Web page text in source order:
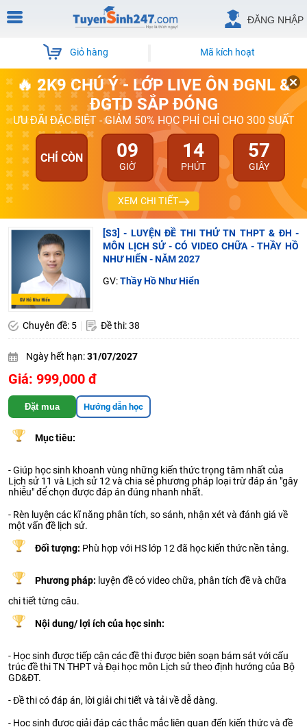
ĐĂNG NHẬP
Giỏ hàng Mã kích hoạt
🔥 2K9 CHÚ Ý - LỚP LIVE ÔN ĐGNL &
ĐGTD SẮP ĐÓNG
ƯU ĐÃI ĐẶC BIỆT - GIẢM 50% HỌC PHÍ CHỈ CHO 300 SUẤT
CHỈ CÒN 09
GIỜ
14
PHÚT
57
GIÂY
XEM CHI TIẾT
[S3] - LUYỆN ĐỀ THI THỬ TN THPT & ĐH -
MÔN LỊCH SỬ - CÓ VIDEO CHỮA - THẦY HỒ
NHƯ HIỂN - NĂM 2027
GV:Thầy Hồ Như Hiển
Chuyên đề: 5 Đề thi: 38
Ngày hết hạn:31/07/2027
Giá: 999,000 đ
Đặt mua Hướng dẫn học
Mục tiêu:
- Giúp học sinh khoanh vùng những kiến thức trọng tâm nhất của
Lịch sử 11 và Lịch sử 12 và chia sẻ phương pháp loại trừ đáp án "gây
nhiễu" để chọn được đáp án đúng nhanh nhất.
- Rèn luyện các kĩ năng phân tích, so sánh, nhận xét và đánh giá về
một vấn đề lịch sử.
Đối tượng: Phù hợp với HS lớp 12 đã học kiến thức nền tảng.
Phương pháp: luyện đề có video chữa, phân tích đề và chữa
chi tiết từng câu.
Nội dung/ lợi ích của học sinh:
- Học sinh được tiếp cận các đề thi được biên soạn bám sát với cấu
trúc đề thi TN THPT và Đại học môn Lịch sử theo định hướng của Bộ
GD&ĐT.
- Đề thi có đáp án, lời giải chi tiết và tải về dễ dàng.
- Học sinh được giải đáp các thắc mắc liên quan đến kiến thức và đề